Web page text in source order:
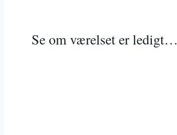
Se om værelset er ledigt…